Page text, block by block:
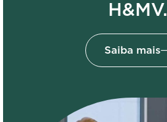
H&MV.
Saiba mais